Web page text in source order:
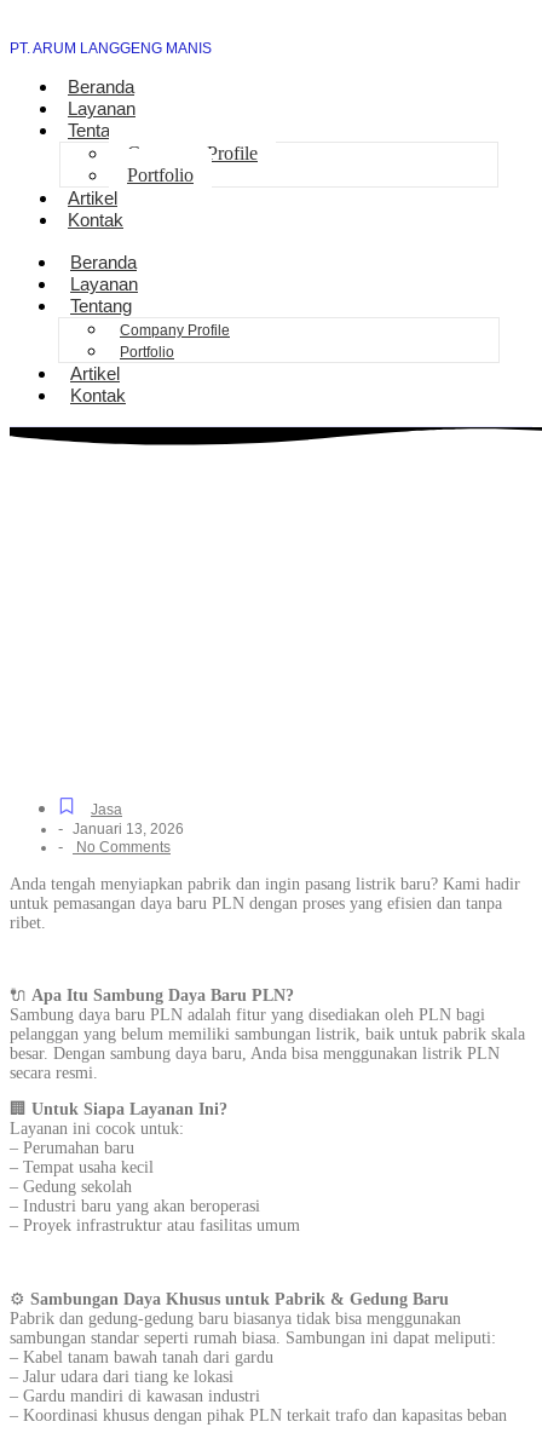
PT. ARUM LANGGENG MANIS
Beranda
Layanan
Tentang
Company Profile
Portfolio
Artikel
Kontak
Beranda
Layanan
Tentang
Company Profile
Portfolio
Artikel
Kontak
Jasa
- Januari 13, 2026
- No Comments
Anda tengah menyiapkan pabrik dan ingin pasang listrik baru? Kami hadir
untuk pemasangan daya baru PLN dengan proses yang efisien dan tanpa
ribet.
🔌 Apa Itu Sambung Daya Baru PLN?
Sambung daya baru PLN adalah fitur yang disediakan oleh PLN bagi
pelanggan yang belum memiliki sambungan listrik, baik untuk pabrik skala
besar. Dengan sambung daya baru, Anda bisa menggunakan listrik PLN
secara resmi.
🏢 Untuk Siapa Layanan Ini?
Layanan ini cocok untuk:
– Perumahan baru
– Tempat usaha kecil
– Gedung sekolah
– Industri baru yang akan beroperasi
– Proyek infrastruktur atau fasilitas umum
⚙️ Sambungan Daya Khusus untuk Pabrik & Gedung Baru
Pabrik dan gedung-gedung baru biasanya tidak bisa menggunakan
sambungan standar seperti rumah biasa. Sambungan ini dapat meliputi:
– Kabel tanam bawah tanah dari gardu
– Jalur udara dari tiang ke lokasi
– Gardu mandiri di kawasan industri
– Koordinasi khusus dengan pihak PLN terkait trafo dan kapasitas beban